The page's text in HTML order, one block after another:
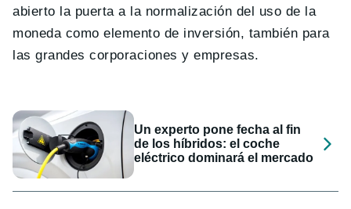
abierto la puerta a la normalización del uso de la
moneda como elemento de inversión, también para
las grandes corporaciones y empresas.
Un experto pone fecha al fin
de los híbridos: el coche
eléctrico dominará el mercado